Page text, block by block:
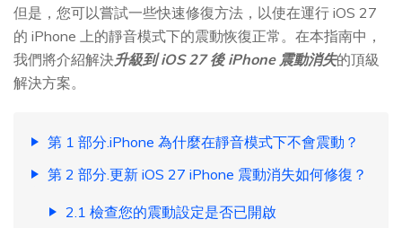
但是，您可以嘗試一些快速修復方法，以使在運行 iOS 27
的 iPhone 上的靜音模式下的震動恢復正常。在本指南中，
我們將介紹解決升級到 iOS 27 後 iPhone 震動消失的頂級
解決方案。
第 1 部分.iPhone 為什麼在靜音模式下不會震動？
第 2 部分.更新 iOS 27 iPhone 震動消失如何修復？
2.1 檢查您的震動設定是否已開啟